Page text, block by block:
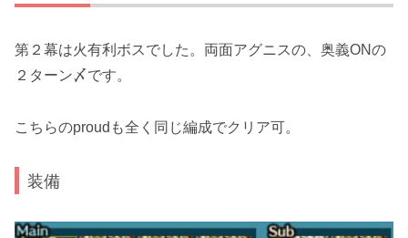
第２幕は火有利ボスでした。両面アグニスの、奥義ONの
２ターン〆です。
こちらのproudも全く同じ編成でクリア可。
装備